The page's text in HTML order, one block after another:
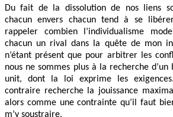
Du fait de la dissolution de nos liens
chacun envers chacun tend à se
rappeler combien l’individualisme
chacun un rival dans la quête de mon
n’étant présent que pour arbitrer les
nous ne sommes plus à la recherche
unit, dont la loi exprime les
contraire recherche la jouissance
alors comme une contrainte qu’il faut
m’y soustraire.